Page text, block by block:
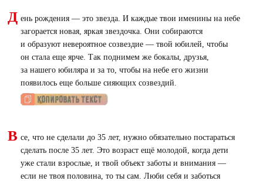
Д ень рождения — это звезда. И каждые твои именины на небе
загорается новая, яркая звездочка. Они собираются
и образуют невероятное созвездие — твой юбилей, чтобы
он стала еще ярче. Так поднимем же бокалы, друзья,
за нашего юбиляра и за то, чтобы на небе его жизни
появилось еще больше сияющих созвездий.
В се, что не сделали до 35 лет, нужно обязательно постараться
сделать после 35 лет. Это возраст ещё молодой, когда дети
уже стали взрослые, и твой объект заботы и внимания —
если не твоя половина, то ты сам. Люби себя и заботься